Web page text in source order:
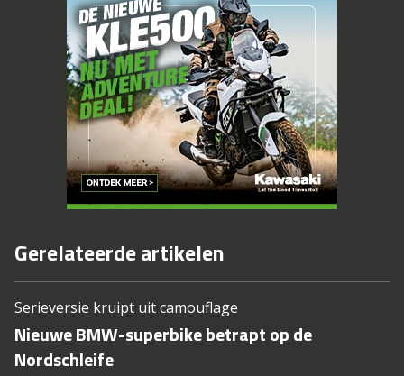
Gerelateerde artikelen
Serieversie kruipt uit camouflage
Nieuwe BMW-superbike betrapt op de
Nordschleife